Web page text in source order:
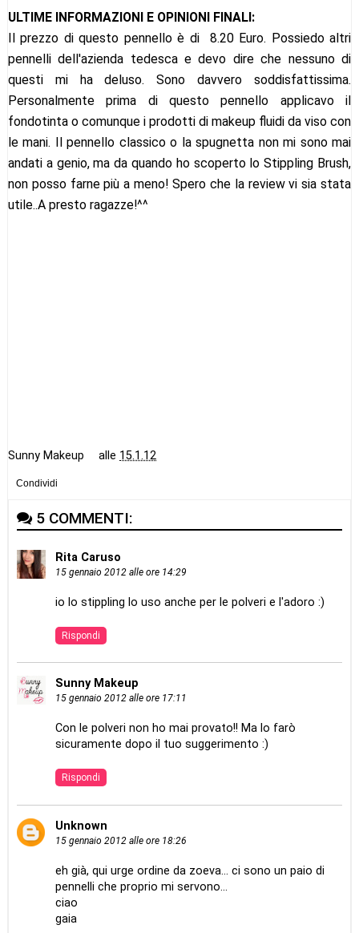
ULTIME INFORMAZIONI E OPINIONI FINALI:
Il prezzo di questo pennello è di 8.20 Euro. Possiedo altri
pennelli dell'azienda tedesca e devo dire che nessuno di
questi mi ha deluso. Sono davvero soddisfattissima.
Personalmente prima di questo pennello applicavo il
fondotinta o comunque i prodotti di makeup fluidi da viso con
le mani. Il pennello classico o la spugnetta non mi sono mai
andati a genio, ma da quando ho scoperto lo Stippling Brush,
non posso farne più a meno! Spero che la review vi sia stata
utile..A presto ragazze!^^
Sunny Makeup alle 15.1.12
Condividi
5 COMMENTI:
Rita Caruso
15 gennaio 2012 alle ore 14:29
io lo stippling lo uso anche per le polveri e l'adoro :)
Rispondi
Sunny Makeup
15 gennaio 2012 alle ore 17:11
Con le polveri non ho mai provato!! Ma lo farò
sicuramente dopo il tuo suggerimento :)
Rispondi
Unknown
15 gennaio 2012 alle ore 18:26
eh già, qui urge ordine da zoeva... ci sono un paio di
pennelli che proprio mi servono...
ciao
gaia